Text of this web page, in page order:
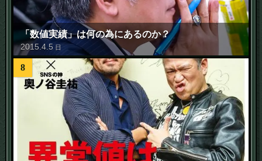
「数値実績」は何の為にあるのか？
2015 .4 .5 日
8